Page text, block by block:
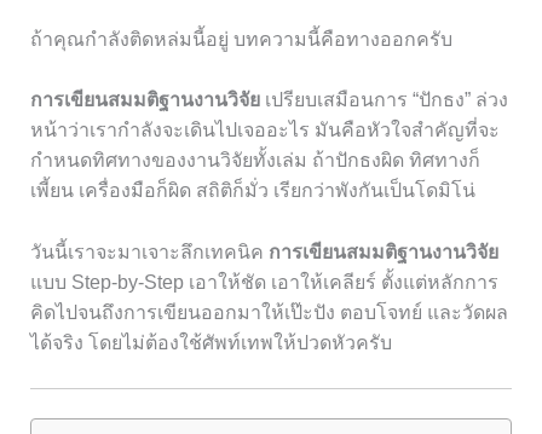
ถ้าคุณกำลังติดหล่มนี้อยู่ บทความนี้คือทางออกครับ
การเขียนสมมติฐานงานวิจัยเปรียบเสมือนการ “ปักธง” ล่วง
หน้าว่าเรากำลังจะเดินไปเจออะไร มันคือหัวใจสำคัญที่จะ
กำหนดทิศทางของงานวิจัยทั้งเล่ม ถ้าปักธงผิด ทิศทางก็
เพี้ยน เครื่องมือก็ผิด สถิติก็มั่ว เรียกว่าพังกันเป็นโดมิโน่
วันนี้เราจะมาเจาะลึกเทคนิค การเขียนสมมติฐานงานวิจัย
แบบ Step-by-Step เอาให้ชัด เอาให้เคลียร์ ตั้งแต่หลักการ
คิดไปจนถึงการเขียนออกมาให้เป๊ะปัง ตอบโจทย์ และวัดผล
ได้จริง โดยไม่ต้องใช้ศัพท์เทพให้ปวดหัวครับ